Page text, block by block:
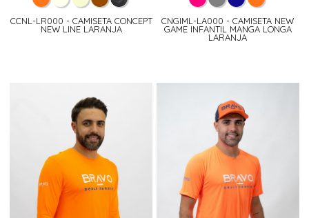
CCNL-LR000 - CAMISETA CONCEPT
NEW LINE LARANJA
CNGIML-LA000 - CAMISETA NEW
GAME INFANTIL MANGA LONGA
LARANJA